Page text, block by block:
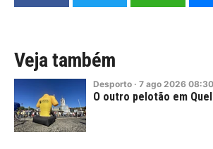
Veja também
Desporto · 7 ago 2026 08:30
O outro pelotão em